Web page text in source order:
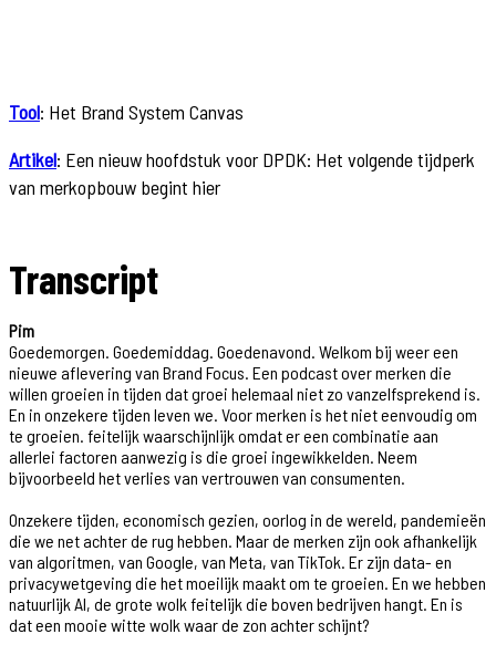
Tool: Het Brand System Canvas
Artikel: Een nieuw hoofdstuk voor DPDK: Het volgende tijdperk
van merkopbouw begint hier
Transcript
Pim
Goedemorgen. Goedemiddag. Goedenavond. Welkom bij weer een
nieuwe aflevering van Brand Focus. Een podcast over merken die
willen groeien in tijden dat groei helemaal niet zo vanzelfsprekend is.
En in onzekere tijden leven we. Voor merken is het niet eenvoudig om
te groeien. feitelijk waarschijnlijk omdat er een combinatie aan
allerlei factoren aanwezig is die groei ingewikkelden. Neem
bijvoorbeeld het verlies van vertrouwen van consumenten.
Onzekere tijden, economisch gezien, oorlog in de wereld, pandemieën
die we net achter de rug hebben. Maar de merken zijn ook afhankelijk
van algoritmen, van Google, van Meta, van TikTok. Er zijn data- en
privacywetgeving die het moeilijk maakt om te groeien. En we hebben
natuurlijk AI, de grote wolk feitelijk die boven bedrijven hangt. En is
dat een mooie witte wolk waar de zon achter schijnt?